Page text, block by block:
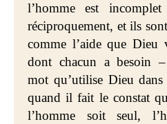
l’homme est
réciproquement, et ils
comme l’aide que Dieu
dont chacun a besoin
mot qu’utilise Dieu
quand il fait le constat
l’homme soit seul,